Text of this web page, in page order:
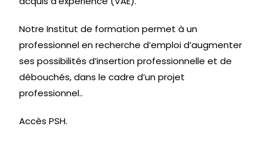
Notre Institut de formation permet à un
professionnel en recherche d’emploi d’augmenter
ses possibilités d’insertion professionnelle et de
débouchés, dans le cadre d’un projet
professionnel..
Accès PSH.